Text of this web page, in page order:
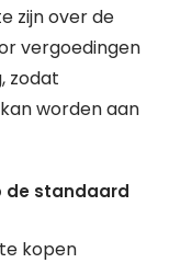
zijn over de
vergoedingen
zodat
worden aan
de standaard
kopen